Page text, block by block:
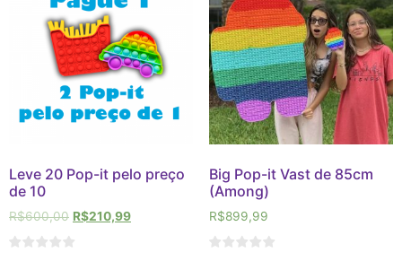
Leve 20 Pop-it pelo preço
de 10
R$600,00 R$210,99
Big Pop-it Vast de 85cm
(Among)
R$899,99